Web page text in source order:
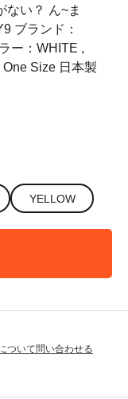
ない？ ん~ま
ブランド：
ー：WHITE ,
Size 日本製
YELLOW
ついて問い合わせる